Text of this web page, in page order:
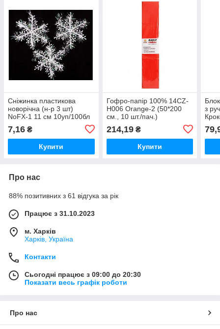
Сніжинка пластикова
новорічна (н-р 3 шт)
NoFX-1 11 см 10уп/100бл
7,16 ₴
Купити
Гофро-папір 100% 14CZ-
H006 Orange-2 (50*200
см., 10 шт./пач.)
214,19₴
Купити
з
Про нас
88% позитивних з 61 відгука за рік
Працює з 31.10.2023
м. Харків
Харків, Україна
Контакти
Сьогодні працює з 09:00 до 20:30
Показати весь графік роботи
Про нас